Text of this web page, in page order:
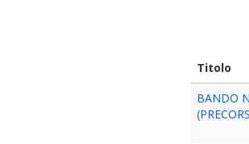
Titolo
BANDO